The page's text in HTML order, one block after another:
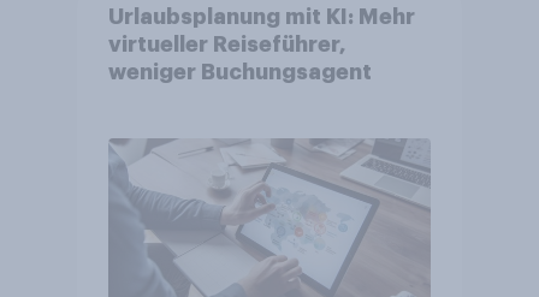
Urlaubsplanung mit KI: Mehr
virtueller Reiseführer,
weniger Buchungsagent